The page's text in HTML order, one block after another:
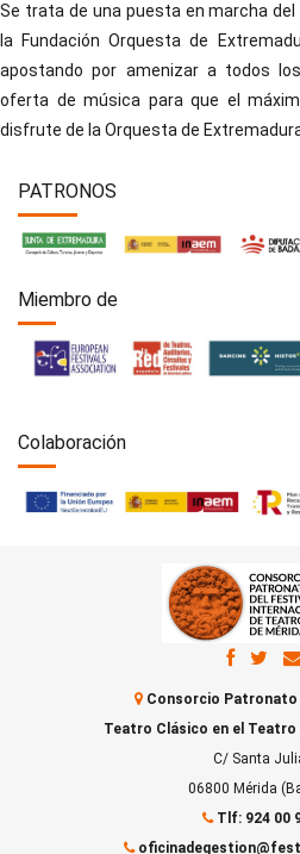
Se trata de una puesta en marcha
la Fundación Orquesta de
apostando por amenizar a todos
oferta de música para que el
disfrute de la Orquesta de
PATRONOS
Miembro de
Colaboración
Consorcio Patronato
Teatro Clásico en el Teatro
C/ Santa
06800 Mérida
Tlf: 924 00